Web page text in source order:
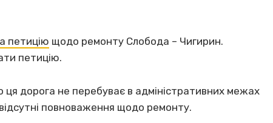
петицію щодо ремонту Слобода – Чигирин.
петицію.
ця дорога не перебуває в адміністративних межах
повноваження щодо ремонту.